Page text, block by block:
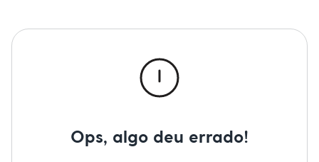
Moda esportiva
Shorts e Saias
Ops, algo deu errado!